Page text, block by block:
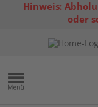
Hinweis:
oder